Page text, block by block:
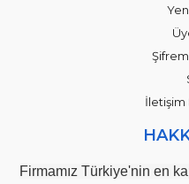
İletişim
Firmamız Türkiye'nin en